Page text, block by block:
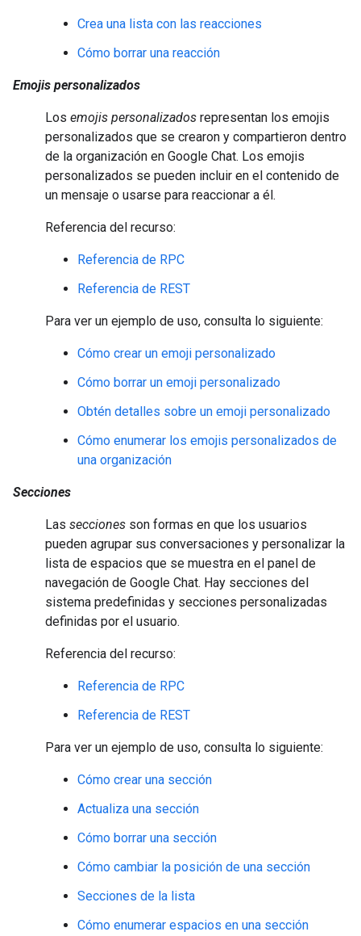
Crea una lista con las reacciones
Cómo borrar una reacción
Emojis personalizados
Los emojis personalizados representan los emojis
personalizados que se crearon y compartieron dentro
de la organización en Google Chat. Los emojis
personalizados se pueden incluir en el contenido de
un mensaje o usarse para reaccionar a él.
Referencia del recurso:
Referencia de RPC
Referencia de REST
Para ver un ejemplo de uso, consulta lo siguiente:
Cómo crear un emoji personalizado
Cómo borrar un emoji personalizado
Obtén detalles sobre un emoji personalizado
Cómo enumerar los emojis personalizados de
una organización
Secciones
Las secciones son formas en que los usuarios
pueden agrupar sus conversaciones y personalizar la
lista de espacios que se muestra en el panel de
navegación de Google Chat. Hay secciones del
sistema predefinidas y secciones personalizadas
definidas por el usuario.
Referencia del recurso:
Referencia de RPC
Referencia de REST
Para ver un ejemplo de uso, consulta lo siguiente:
Cómo crear una sección
Actualiza una sección
Cómo borrar una sección
Cómo cambiar la posición de una sección
Secciones de la lista
Cómo enumerar espacios en una sección